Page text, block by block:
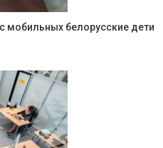
мобильных белорусские дети